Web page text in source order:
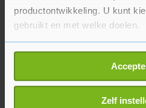
productontwikkeling. U kunt
gebruikt en met welke doelen.
Als u het toestaat, willen we
Informatie verzamelen
locatie, die tot een paar
Uw apparaatZelf
Duitsland is begonnen met
de maatregelen, gesteund
infecties. Het aantal
het laagste niveau in